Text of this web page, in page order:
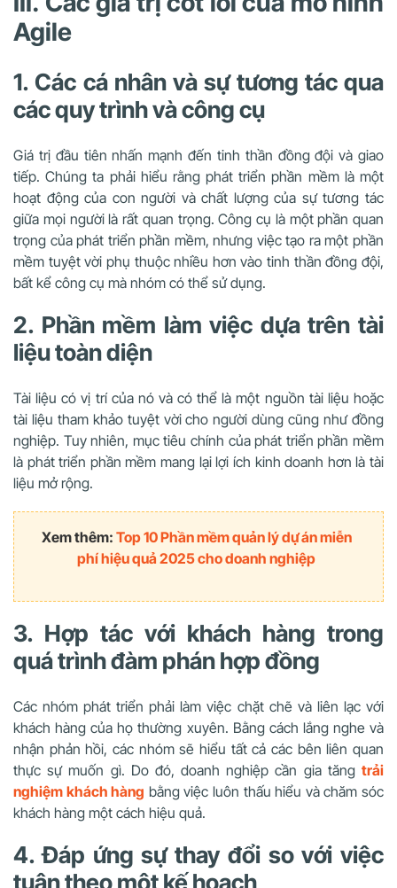
Agile
1. Các cá nhân và sự tương tác qua
các quy trình và công cụ
Giá trị đầu tiên nhấn mạnh đến tinh thần đồng đội và giao
tiếp. Chúng ta phải hiểu rằng phát triển phần mềm là một
hoạt động của con người và chất lượng của sự tương tác
giữa mọi người là rất quan trọng. Công cụ là một phần quan
trọng của phát triển phần mềm, nhưng việc tạo ra một phần
mềm tuyệt vời phụ thuộc nhiều hơn vào tinh thần đồng đội,
bất kể công cụ mà nhóm có thể sử dụng.
2. Phần mềm làm việc dựa trên tài
liệu toàn diện
Tài liệu có vị trí của nó và có thể là một nguồn tài liệu hoặc
tài liệu tham khảo tuyệt vời cho người dùng cũng như đồng
nghiệp. Tuy nhiên, mục tiêu chính của phát triển phần mềm
là phát triển phần mềm mang lại lợi ích kinh doanh hơn là tài
liệu mở rộng.
Xem thêm: Top 10 Phần mềm quản lý dự án miễn
phí hiệu quả 2025 cho doanh nghiệp
3. Hợp tác với khách hàng trong
quá trình đàm phán hợp đồng
Các nhóm phát triển phải làm việc chặt chẽ và liên lạc với
khách hàng của họ thường xuyên. Bằng cách lắng nghe và
nhận phản hồi, các nhóm sẽ hiểu tất cả các bên liên quan
thực sự muốn gì. Do đó, doanh nghiệp cần gia tăng trải
nghiệm khách hàng bằng việc luôn thấu hiểu và chăm sóc
khách hàng một cách hiệu quả.
4. Đáp ứng sự thay đổi so với việc
tuân theo một kế hoạch